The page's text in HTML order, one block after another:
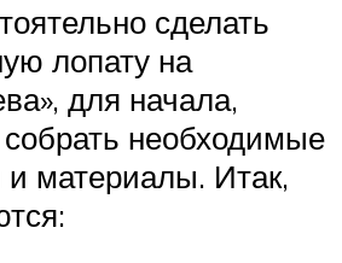
сделать
лопату на
для начала,
необходимые
материалы. Итак,